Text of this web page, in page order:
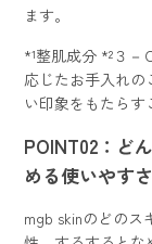
ます。
*¹整肌成分 *²３
応じたお手入れの
い印象をもたらす
POINT02：ど
める使いやすさ
mgb skinのどのス